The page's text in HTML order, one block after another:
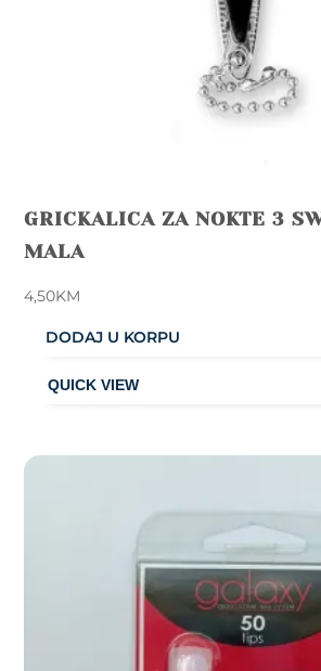
GRICKALICA ZA NOKTE 3
MALA
4,50KM
DODAJ U KORPU